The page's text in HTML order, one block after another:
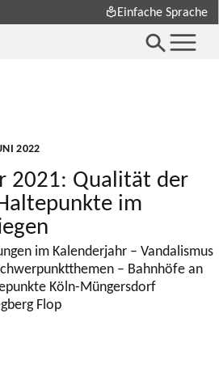
Einfache Sprache
2022
2021: Qualität der
im
im Kalenderjahr – Vandalismus
– Bahnhöfe an
Köln-Müngersdorf
Flop